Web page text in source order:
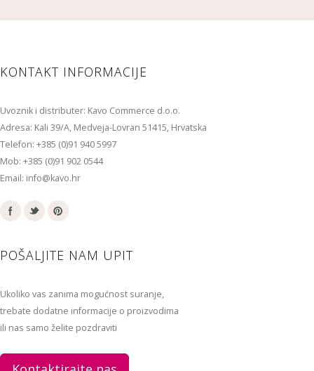
KONTAKT INFORMACIJE
Uvoznik i distributer: Kavo Commerce d.o.o.
Adresa: Kali 39/A, Medveja-Lovran 51415, Hrvatska
Telefon: +385 (0)91 940 5997
Mob: +385 (0)91 902 0544
Email: info@kavo.hr
POŠALJITE NAM UPIT
Ukoliko vas zanima mogućnost suranje,
trebate dodatne informacije o proizvodima
ili nas samo želite pozdraviti